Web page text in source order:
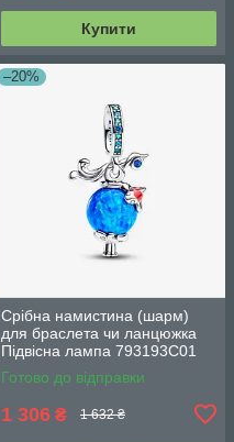
Купити
–20%
Срібна намистина (шарм)
для браслета чи ланцюжка
Підвісна лампа 793193C01
Готово до відправки
1 306 ₴ 1 632 ₴